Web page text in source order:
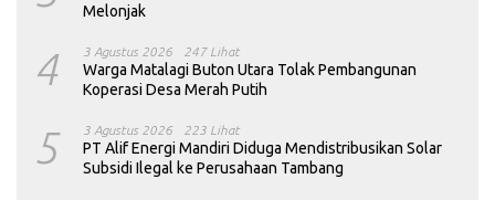
Melonjak
4 3 Agustus 2026 247 Lihat
Warga Matalagi Buton Utara Tolak Pembangunan
Koperasi Desa Merah Putih
5 3 Agustus 2026 223 Lihat
PT Alif Energi Mandiri Diduga Mendistribusikan Solar
Subsidi Ilegal ke Perusahaan Tambang